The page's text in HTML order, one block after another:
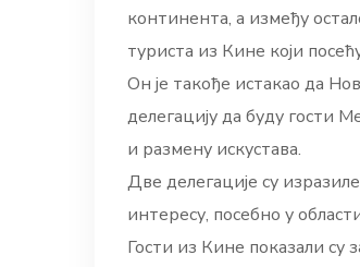
континента, а између
туриста из Кине који
Он је такође истакао да
делегацију да буду гости
и размену искустава.
Две делегације су
интересу, посебно у
Гости из Кине показали су